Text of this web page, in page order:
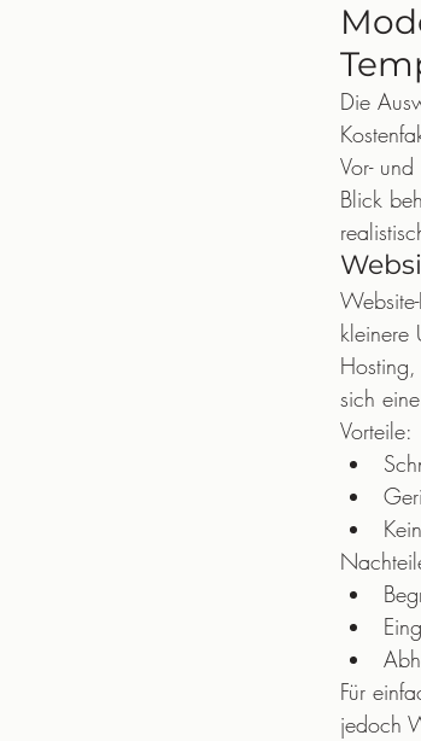
Die
Vor-
Blick
kleinere
sich
Vorteile:
Für
jedoch